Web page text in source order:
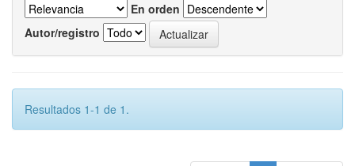
En orden
Autor/registro
Resultados 1-1 de 1.